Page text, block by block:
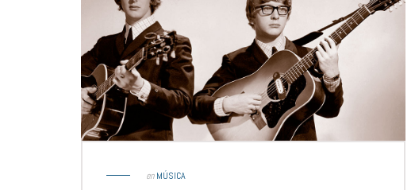
enMÚSICA